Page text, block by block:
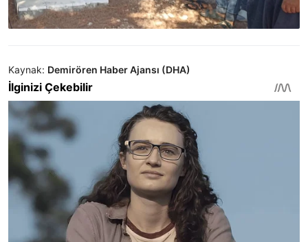
Kaynak: Demirören Haber Ajansı (DHA)